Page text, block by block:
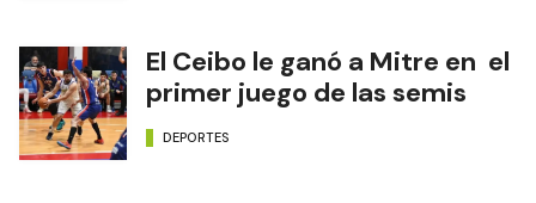
El Ceibo le ganó a Mitre en el
primer juego de las semis
DEPORTES